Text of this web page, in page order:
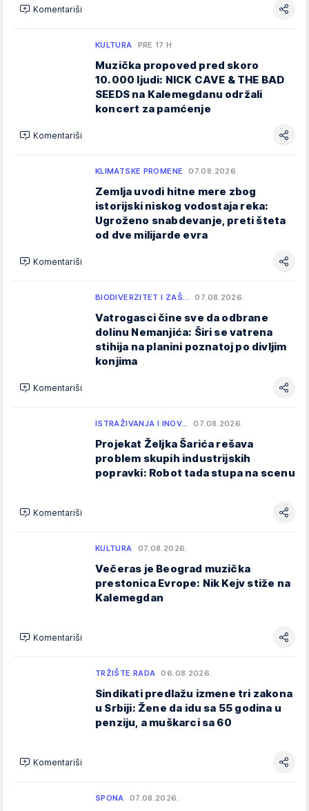
Komentariši
KULTURA PRE 17 H
Muzička propoved pred skoro
10.000 ljudi: NICK CAVE & THE BAD
SEEDS na Kalemegdanu održali
koncert za pamćenje
Komentariši
KLIMATSKE PROMENE 07.08.2026.
Zemlja uvodi hitne mere zbog
istorijski niskog vodostaja reka:
Ugroženo snabdevanje, preti šteta
od dve milijarde evra
Komentariši
BIODIVERZITET I ZAŠ… 07.08.2026.
Vatrogasci čine sve da odbrane
dolinu Nemanjića: Širi se vatrena
stihija na planini poznatoj po divljim
konjima
Komentariši
ISTRAŽIVANJA I INOV… 07.08.2026.
Projekat Željka Šarića rešava
problem skupih industrijskih
popravki: Robot tada stupa na scenu
Komentariši
KULTURA 07.08.2026.
Večeras je Beograd muzička
prestonica Evrope: Nik Kejv stiže na
Kalemegdan
Komentariši
TRŽIŠTE RADA 06.08.2026.
Sindikati predlažu izmene tri zakona
u Srbiji: Žene da idu sa 55 godina u
penziju, a muškarci sa 60
Komentariši
SPONA 07.08.2026.